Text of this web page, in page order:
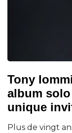
Tony
album
unique
Plus de vingt